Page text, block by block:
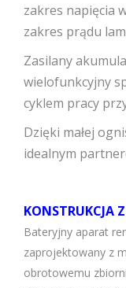
zakres napięcia
zakres prądu
Zasilany
wielofunkcyjny
cyklem pracy
Dzięki małej
idealnym
KONSTRUKCJA
Bateryjny aparat
zaprojektowany z
obrotowemu